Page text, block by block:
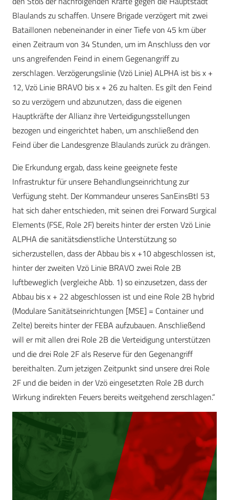
Blaulands zu schaffen. Unsere Brigade verzögert mit zwei
Bataillonen nebeneinander in einer Tiefe von 45 km über
einen Zeitraum von 34 Stunden, um im Anschluss den vor
uns angreifenden Feind in einem Gegenangriff zu
zerschlagen. Verzögerungslinie (Vzö Linie) ALPHA ist bis x +
12, Vzö Linie BRAVO bis x + 26 zu halten. Es gilt den Feind
so zu verzögern und abzunutzen, dass die eigenen
Hauptkräfte der Allianz ihre Verteidigungsstellungen
bezogen und eingerichtet haben, um anschließend den
Feind über die Landesgrenze Blaulands zurück zu drängen.
Die Erkundung ergab, dass keine geeignete feste
Infrastruktur für unsere Behandlungseinrichtung zur
Verfügung steht. Der Kommandeur unseres SanEinsBtl 53
hat sich daher entschieden, mit seinen drei Forward Surgical
Elements (FSE, Role 2F) bereits hinter der ersten Vzö Linie
ALPHA die sanitätsdienstliche Unterstützung so
sicherzustellen, dass der Abbau bis x +10 abgeschlossen ist,
hinter der zweiten Vzö Linie BRAVO zwei Role 2B
luftbeweglich (vergleiche Abb. 1) so einzusetzen, dass der
Abbau bis x + 22 abgeschlossen ist und eine Role 2B hybrid
(Modulare Sanitätsein­richtungen [MSE] = Container und
Zelte) bereits hinter der FEBA aufzubauen. Anschließend
will er mit allen drei Role 2B die Verteidigung unterstützen
und die drei Role 2F als Reserve für den Gegenangriff
bereithalten. Zum jetzigen Zeitpunkt sind unsere drei Role
2F und die beiden in der Vzö eingesetzten Role 2B durch
Wirkung indirekten Feuers bereits weitgehend zerschlagen.“